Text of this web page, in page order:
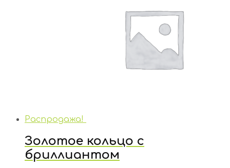
Распродажа!
Золотое кольцо с
бриллиантом